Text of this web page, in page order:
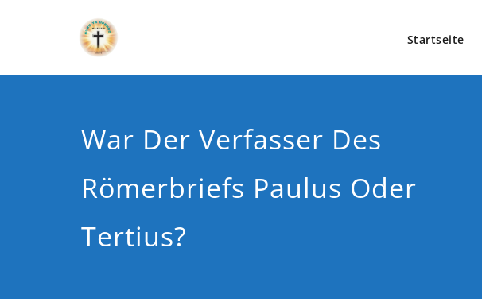
Startseite
War Der Verfasser Des
Römerbriefs Paulus Oder
Tertius?